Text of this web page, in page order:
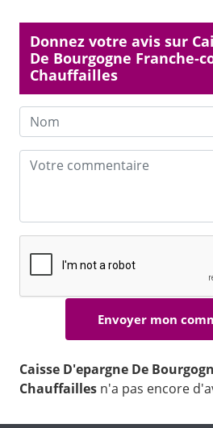
Donnez votre avis sur
De Bourgogne Franche-
Chauffailles
Caisse D'epargne De
Chauffailles n'a pas encore